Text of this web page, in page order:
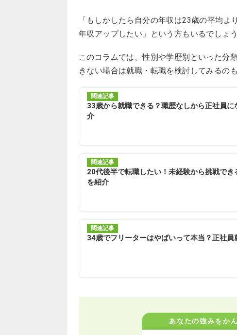
「もしかしたら自分の年収は23歳の平均
年収アップしたい」という方もいるでしょ
このコラムでは、性別や学歴別といった分
きない場合は就職・転職を検討してみるの
関連記事
33歳から就職できる？職歴なしから正社員
介
関連記事
20代後半で転職したい！未経験から挑戦で
を紹介
関連記事
34歳でフリーターはやばいって本当？正社
あなたの強みをか